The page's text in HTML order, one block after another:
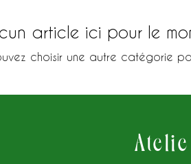
article ici pour le
choisir une autre catégorie
Atelie